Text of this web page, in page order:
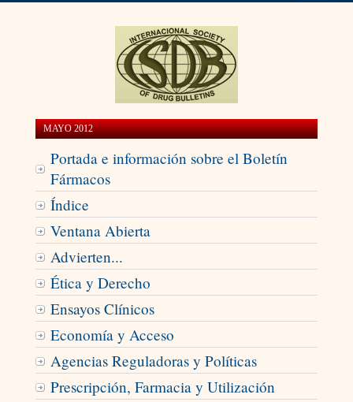
MAYO 2012
Portada e información sobre el Boletín
Fármacos
Índice
Ventana Abierta
Advierten...
Ética y Derecho
Ensayos Clínicos
Economía y Acceso
Agencias Reguladoras y Políticas
Prescripción, Farmacia y Utilización